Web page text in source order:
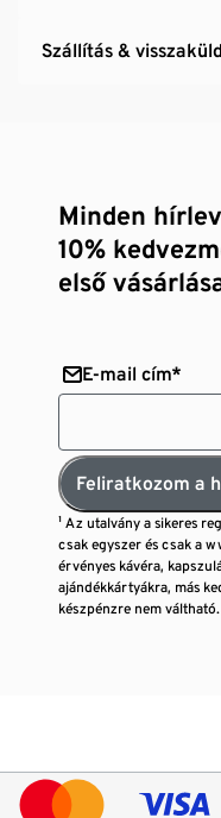
Szállítás &
Minden
10%
első
E-mail cím*
Feliratkozom a
¹ Az utalvány a sikeres
csak egyszer és csak a
érvényes kávéra,
ajándékkártyákra, más
készpénzre nem váltható.